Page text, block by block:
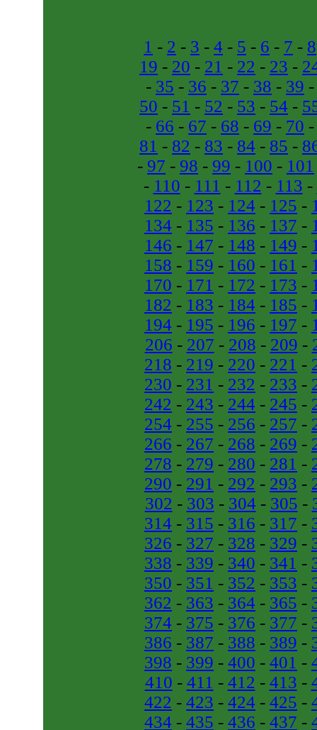
1 - 2 - 3 - 4 - 5 - 6 - 7 - 8
19 - 20 - 21 - 22 - 23 -
- 35 - 36 - 37 - 38 - 39
50 - 51 - 52 - 53 - 54 -
- 66 - 67 - 68 - 69 - 70
81 - 82 - 83 - 84 - 85 -
- 97 - 98 - 99 - 100 - 101
- 110 - 111 - 112 - 113 -
122 - 123 - 124 - 125 -
134 - 135 - 136 - 137 -
146 - 147 - 148 - 149 -
158 - 159 - 160 - 161 -
170 - 171 - 172 - 173 -
182 - 183 - 184 - 185 -
194 - 195 - 196 - 197 -
206 - 207 - 208 - 209 -
218 - 219 - 220 - 221 -
230 - 231 - 232 - 233 -
242 - 243 - 244 - 245 -
254 - 255 - 256 - 257 -
266 - 267 - 268 - 269 -
278 - 279 - 280 - 281 -
290 - 291 - 292 - 293 -
302 - 303 - 304 - 305 -
314 - 315 - 316 - 317 -
326 - 327 - 328 - 329 -
338 - 339 - 340 - 341 -
350 - 351 - 352 - 353 -
362 - 363 - 364 - 365 -
374 - 375 - 376 - 377 -
386 - 387 - 388 - 389 -
398 - 399 - 400 - 401 -
410 - 411 - 412 - 413 -
422 - 423 - 424 - 425 -
434 - 435 - 436 - 437 -